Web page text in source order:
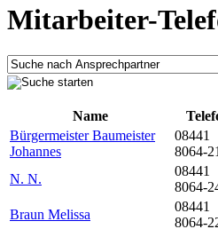
Mitarbeiter-
Name
Bürgermeister Baumeister
Johannes
08441
8064-21
N. N.
08441
8064-
Braun Melissa
08441
8064-